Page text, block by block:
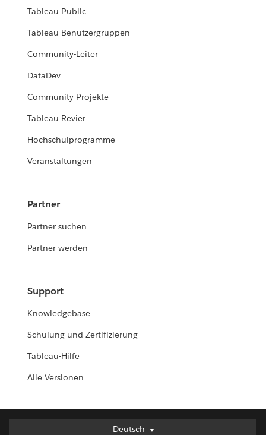
Tableau Public
Tableau-Benutzergruppen
Community-Leiter
DataDev
Community-Projekte
Tableau Revier
Hochschulprogramme
Veranstaltungen
Partner
Partner suchen
Partner werden
Support
Knowledgebase
Schulung und Zertifizierung
Tableau-Hilfe
Alle Versionen
Deutsch
Deutsch